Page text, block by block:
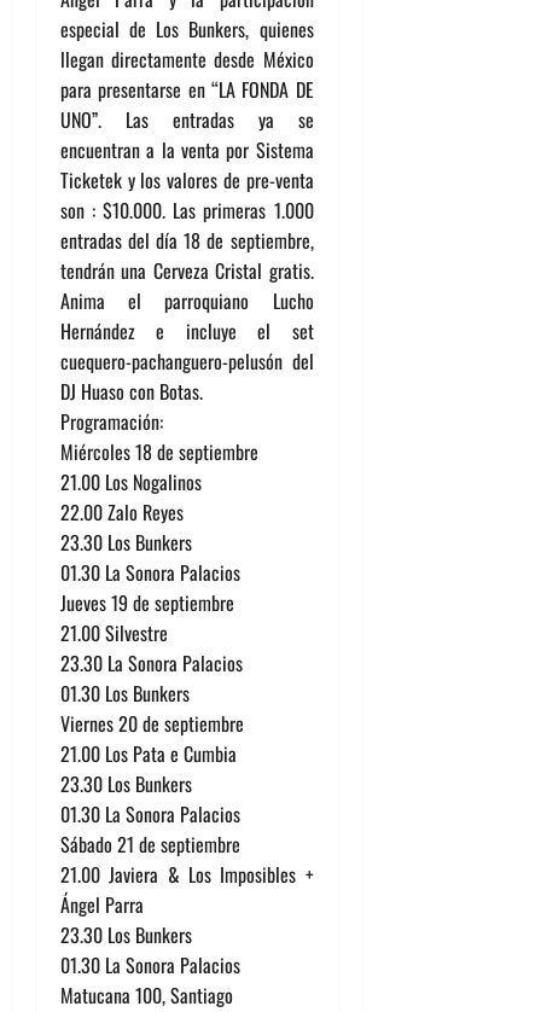
especial de Los Bunkers, quienes
llegan directamente desde México
para presentarse en “LA FONDA DE
UNO”. Las entradas ya se
encuentran a la venta por Sistema
Ticketek y los valores de pre-venta
son : $10.000. Las primeras 1.000
entradas del día 18 de septiembre,
tendrán una Cerveza Cristal gratis.
Anima el parroquiano Lucho
Hernández e incluye el set
cuequero-pachanguero-pelusón del
DJ Huaso con Botas.
Programación:
Miércoles 18 de septiembre
21.00 Los Nogalinos
22.00 Zalo Reyes
23.30 Los Bunkers
01.30 La Sonora Palacios
Jueves 19 de septiembre
21.00 Silvestre
23.30 La Sonora Palacios
01.30 Los Bunkers
Viernes 20 de septiembre
21.00 Los Pata e Cumbia
23.30 Los Bunkers
01.30 La Sonora Palacios
Sábado 21 de septiembre
21.00 Javiera & Los Imposibles +
Ángel Parra
23.30 Los Bunkers
01.30 La Sonora Palacios
Matucana 100, Santiago